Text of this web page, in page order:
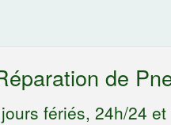
de
fériés, 24h/24 et